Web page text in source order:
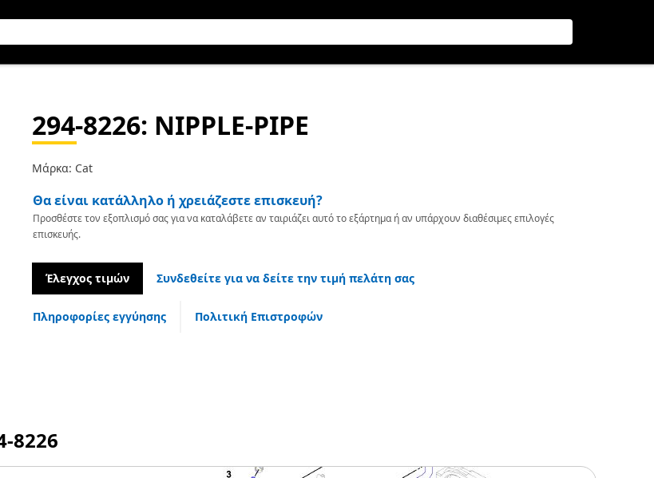
294-8226: NIPPLE-PIPE
Μάρκα: Cat
Θα είναι κατάλληλο ή χρειάζεστε επισκευή?
Προσθέστε τον εξοπλισμό σας για να καταλάβετε αν ταιριάζει αυτό το εξάρτημα ή αν υπάρχουν διαθέσιμες επιλογές
επισκευής.
Έλεγχος τιμών Συνδεθείτε για να δείτε την τιμή πελάτη σας
Πληροφορίες εγγύησης Πολιτική Επιστροφών
8226